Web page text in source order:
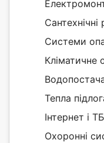
Сантехнічні
Системи
Кліматичне
Тепла
Інтернет і ТБ
Охоронні